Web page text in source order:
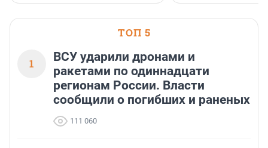
ТОП 5
1
ВСУ ударили дронами и
ракетами по одиннадцати
регионам России. Власти
сообщили о погибших и раненых
111 060